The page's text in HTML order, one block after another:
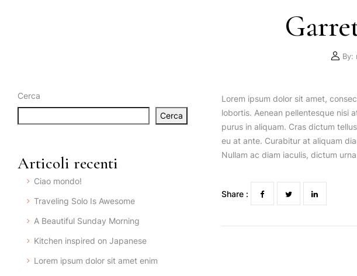
By:
Cerca
Cerca
Articoli recenti
Ciao mondo!
Traveling Solo Is Awesome
A Beautiful Sunday Morning
Kitchen inspired on Japanese
Lorem ipsum dolor sit amet enim
Lorem ipsum dolor sit amet,
lobortis. Aenean pellentesque nisi
purus in aliquam. Cras dictum
eu at ante. Curabitur at aliquam
Nullam ac diam iaculis, dictum
Share :